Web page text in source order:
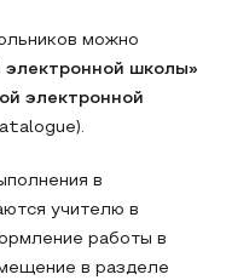
можно
электронной школы»
электронной
в
учителю в
работы в
в разделе